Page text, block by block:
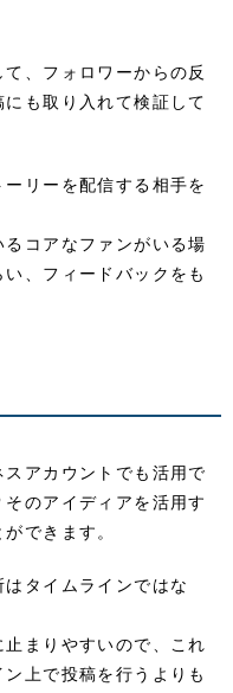
、フォロワーからの反
も取り入れて検証して
リーを配信する相手を
コアなファンがいる場
、フィードバックをも
アカウントでも活用で
のアイディアを活用す
できます。
タイムラインではな
まりやすいので、これ
上で投稿を行うよりも